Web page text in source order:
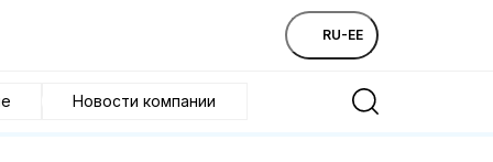
RU-EE
Новости компании